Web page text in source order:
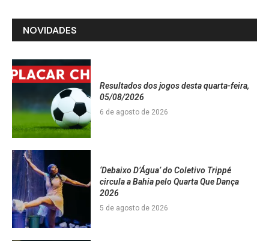
NOVIDADES
Resultados dos jogos desta quarta-feira,
05/08/2026
6 de agosto de 2026
‘Debaixo D’Água’ do Coletivo Trippé
circula a Bahia pelo Quarta Que Dança
2026
5 de agosto de 2026